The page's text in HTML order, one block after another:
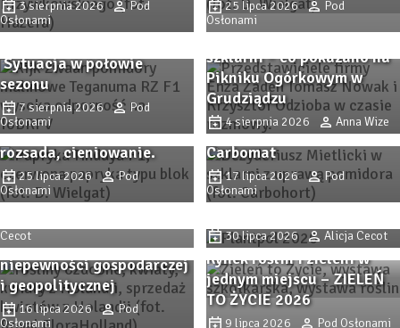
3 sierpnia 2026
Pod
Osłonami
25 lipca 2026
Pod
Osłonami
– malinowa odpowiedź na
Sytuacja w połowie
sezonu
7 sierpnia 2026
Pod
Osłonami
Odmiany ogórka do
szklarni – co pokazano na
Pikniku Ogórkowym w
Grudziądzu
4 sierpnia 2026 Anna Wize
Papryka 2026! Sprawdzone
odmiany papryki i
nowości, ochrona,
nawożenie, biostymulacja
rozsada, cieniowanie.
25 lipca 2026
Pod
Osłonami
Procedury
przygotowawcze i analiza
opłacalności substratu
Carbomat
17 lipca 2026
Pod
Osłonami
Trendy i inspiracje z
Zaborza. Dni Otwarte firmy
Plantpol 2026 (cz. II)
Cecot
Trendy i inspiracje z
Zaborza. Dni Otwarte firmy
30 lipca 2026 Alicja Cecot
W Holandii rynek kwiatów
ciętych i innych roślin
swoją pozycję pomimo
niepewności gospodarczej
i geopolitycznej
16 lipca 2026
Pod
Osłonami
Rynek roślin i zieleni w
jednym miejscu – ZIELEŃ
TO ŻYCIE 2026
9 lipca 2026 Pod Osłonami
Procedury
Jakie sadzonki wybrać?
Sprawdzone odmiany
borówki i nowe propozycje